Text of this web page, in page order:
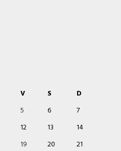
V S
D
5 6
7
12 13
14
19 20
21